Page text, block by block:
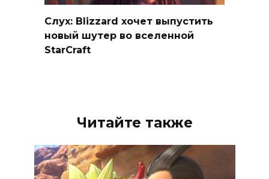
Слух: Blizzard хочет выпустить
новый шутер во вселенной
StarCraft
Читайте также